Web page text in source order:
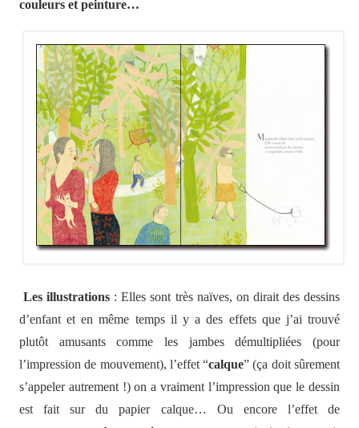
couleurs et peinture…
Les illustrations : Elles sont très naïves, on dirait des dessins
d’enfant et en même temps il y a des effets que j’ai trouvé
plutôt amusants comme les jambes démultipliées (pour
l’impression de mouvement), l’effet “calque” (ça doit sûrement
s’appeler autrement !) on a vraiment l’impression que le dessin
est fait sur du papier calque… Ou encore l’effet de